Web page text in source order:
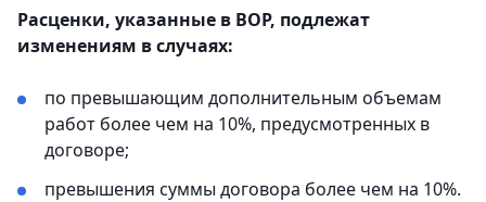
Расценки, указанные в ВОР, подлежат
изменениям в случаях:
по превышающим дополнительным объемам
работ более чем на 10%, предусмотренных в
договоре;
превышения суммы договора более чем на 10%.